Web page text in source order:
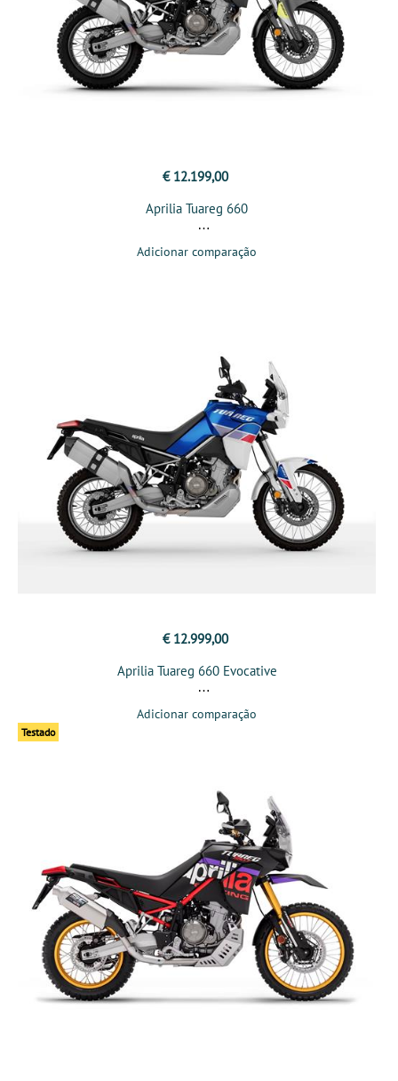
€ 12.199,00
Aprilia Tuareg 660
Adicionar comparação
€ 12.999,00
Aprilia Tuareg 660 Evocative
Adicionar comparação
Testado